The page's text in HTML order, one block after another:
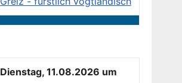
Dienstag, 11.08.2026 um